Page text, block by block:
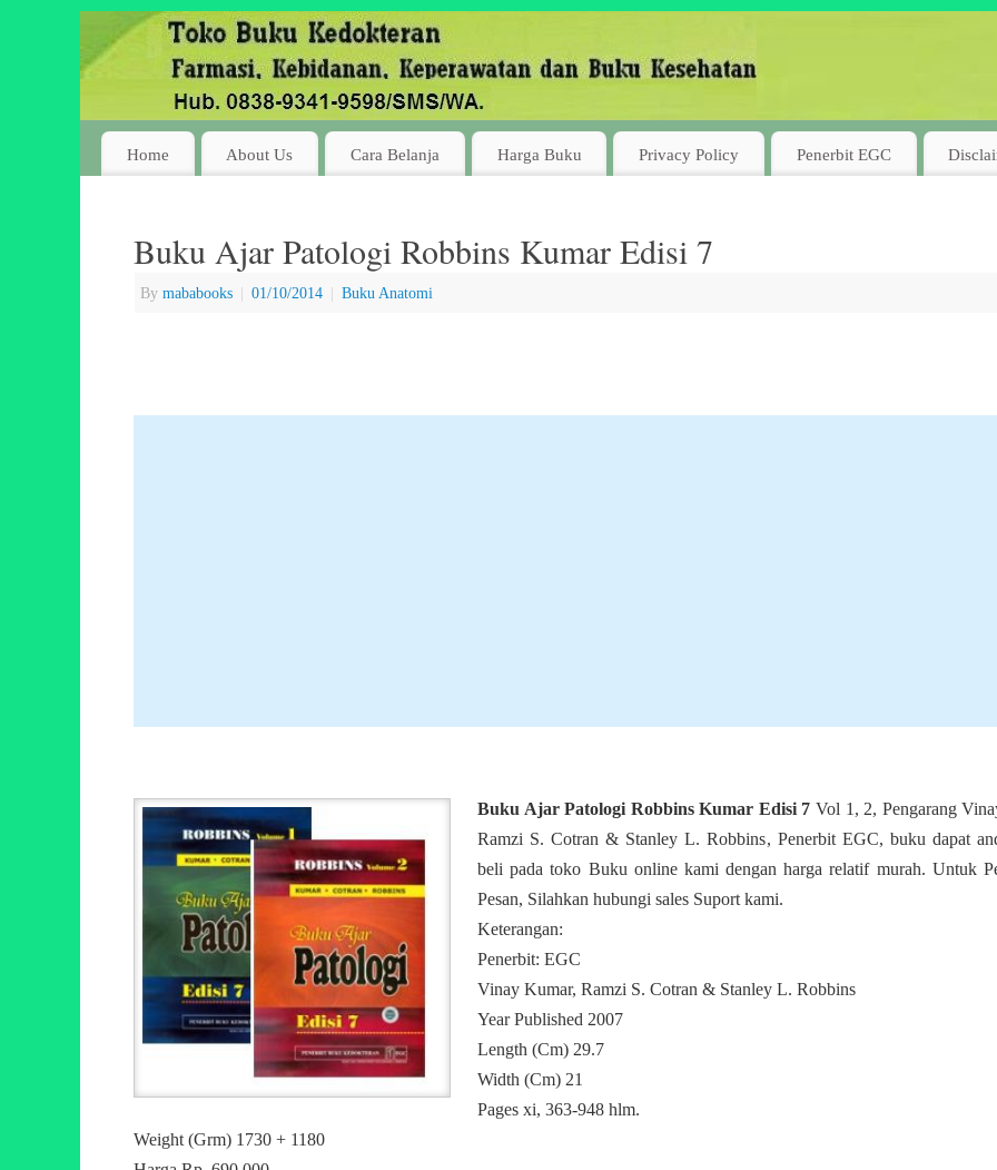
Home About Us Cara Belanja Harga Buku Privacy Policy Penerbit EGC
Buku Ajar Patologi Robbins Kumar Edisi 7
By mababooks | 01/10/2014 | Buku Anatomi
Buku Ajar Patologi Robbins Kumar Edisi 7 Vol 1, 2, Pengarang
Ramzi S. Cotran & Stanley L. Robbins, Penerbit EGC, buku dapat
beli pada toko Buku online kami dengan harga relatif murah. Untuk
Pesan, Silahkan hubungi sales Suport kami.
Keterangan:
Penerbit: EGC
Vinay Kumar, Ramzi S. Cotran & Stanley L. Robbins
Year Published 2007
Length (Cm) 29.7
Width (Cm) 21
Pages xi, 363-948 hlm.
Weight (Grm) 1730 + 1180